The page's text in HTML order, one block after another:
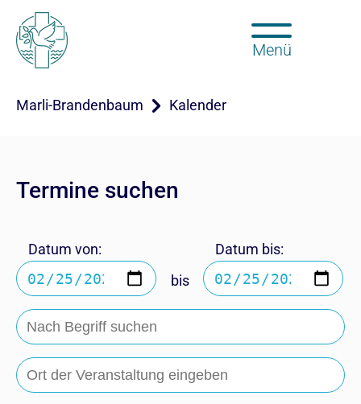
Menü
Marli-Brandenbaum Kalender
Termine suchen
Datum von:
bis
Datum bis: